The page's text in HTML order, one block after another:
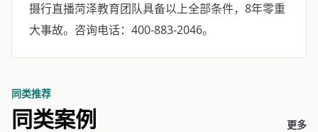
摄行直播菏泽教育团队具备以上全部条件，8年零重
大事故。咨询电话：400-883-2046。
同类推荐
同类案例 更多